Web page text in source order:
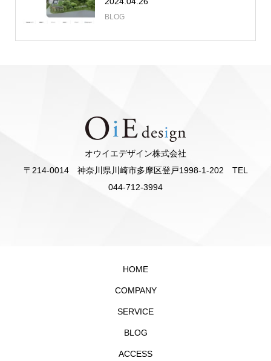
BLOG
オウイエデザイン株式会社
〒214-0014 神奈川県川崎市多摩区登戸1998-1-202 TEL
044-712-3994
HOME
COMPANY
SERVICE
BLOG
ACCESS